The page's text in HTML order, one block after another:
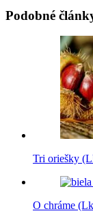
Podobné
Tri oriešky
O chráme